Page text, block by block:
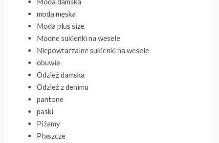
moda męska
Moda plus size
Modne sukienki na wesele
Niepowtarzalne sukienki na wesele
obuwie
Odzież damska
Odzież z denimu
pantone
paski
Piżamy
Płaszcze